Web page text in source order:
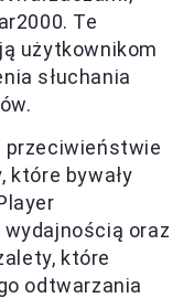
Te
użytkownikom
słuchania
przeciwieństwie
które bywały
oraz
które
odtwarzania